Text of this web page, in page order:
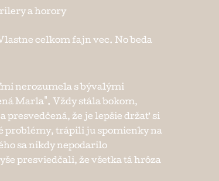
a horory
celkom fajn vec. No beda
nerozumela s bývalými
Marla". Vždy stála bokom,
presvedčená, že je lepšie držať si
problémy, trápili ju spomienky na
sa nikdy nepodarilo
presviedčali, že všetka tá hrôza